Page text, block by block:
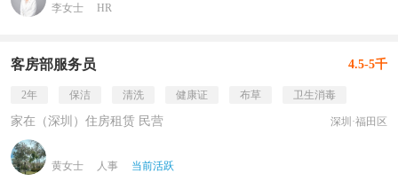
李女士 HR
客房部服务员 4.5-5千
2年 保洁 清洗 健康证 布草 卫生消毒
家在（深圳）住房租赁 民营 深圳·福田区
黄女士 人事 当前活跃